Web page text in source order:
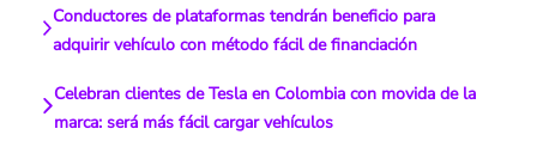
Conductores de plataformas tendrán beneficio para
adquirir vehículo con método fácil de financiación
Celebran clientes de Tesla en Colombia con movida de la
marca: será más fácil cargar vehículos